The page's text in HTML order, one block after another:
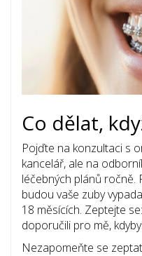
Co dělat,
Pojďte na konzultaci s
kancelář, ale na
léčebných plánů ročně.
budou vaše zuby
18 měsících. Zeptejte
doporučili pro mě,
Nezapomeňte se